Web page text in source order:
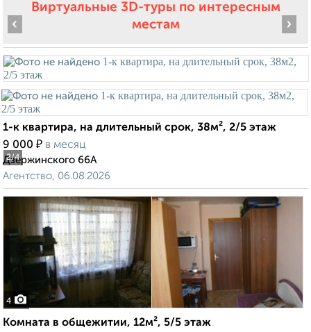
Виртуальные 3D-туры по интересным
местам
2/4
‹ ›
1-к квартира, на длительный срок, 38м², 2/5 этаж
9 000 ₽ в месяц
Дзержинского 66А
Агентство, 06.08.2026
4
Комната в общежитии, 12м², 5/5 этаж